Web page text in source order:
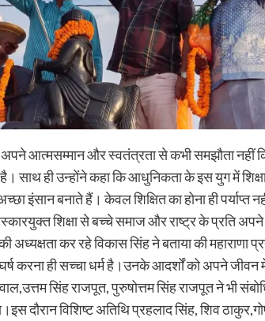
अपने आत्मसम्मान और स्वतंत्रता से कभी समझौता नहीं
साथ ही उन्होंने कहा कि आधुनिकता के इस युग में
इंसान बनाते हैं। केवल शिक्षित का होना ही
शिक्षा से बच्चे समाज और राष्ट्र के प्रति अपने
कर रहे विकास सिंह ने बताया की महाराणा
करना ही सच्चा धर्म है।उनके आदर्शों को अपने
सिंह राजपूत, पुरुषोत्तम सिंह राजपूत ने भी
दौरान विशिष्ट अतिथि प्रहलाद सिंह, शिव